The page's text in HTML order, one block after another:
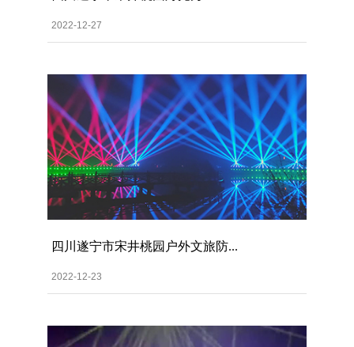
2022-12-27
四川遂宁市宋井桃园户外文旅防...
2022-12-23